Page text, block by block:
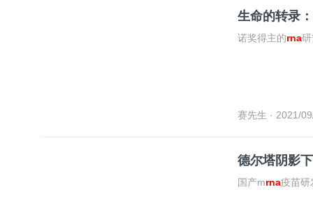
生命的转录
诺奖得主的rna
赛先生 · 2021/
德尔塔阴影
国产mrna疫苗研